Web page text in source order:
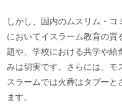
しかし、国内のムスリム・
においてイスラーム教育の質
題や、学校における共学や給
みは切実です。さらには、モ
スラームでは火葬はタブー
ます。